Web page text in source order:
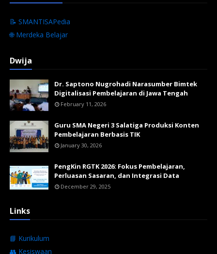
📝 SMANTISAPedia
🌐 Merdeka Belajar
Dwija
Dr. Saptono Nugrohadi Narasumber Bimtek
Digitalisasi Pembelajaran di Jawa Tengah
February 11, 2026
Guru SMA Negeri 3 Salatiga Produksi Konten
Pembelajaran Berbasis TIK
January 30, 2026
PengKin RGTK 2026: Fokus Pembelajaran,
Perluasan Sasaran, dan Integrasi Data
December 29, 2025
Links
📘 Kurikulum
👥 Kesiswaan